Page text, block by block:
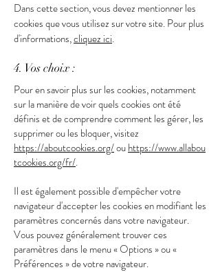
Dans cette section, vous devez mentionner les
cookies que vous utilisez sur votre site. Pour plus
d'informations,cliquez ici.
4. Vos choix :
Pour en savoir plus sur les cookies, notamment
sur la manière de voir quels cookies ont été
définis et de comprendre comment les gérer, les
supprimer ou les bloquer, visitez
https://aboutcookies.org/ouhttps://www.allabou
tcookies.org/fr/.
Il est également possible d'empêcher votre
navigateur d'accepter les cookies en modifiant les
paramètres concernés dans votre navigateur.
Vous pouvez généralement trouver ces
paramètres dans le menu « Options » ou «
Préférences » de votre navigateur.